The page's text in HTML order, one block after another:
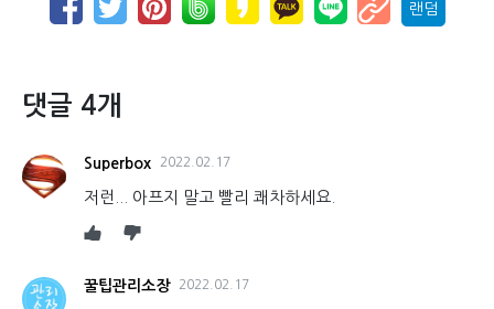
랜덤
댓글 4개
Superbox 2022.02.17
저런... 아프지 말고 빨리 쾌차하세요.
꿀팁관리소장 2022.02.17